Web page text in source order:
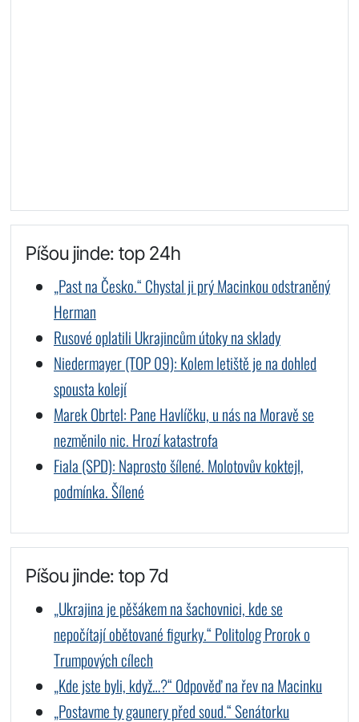
Píšou jinde: top 24h
„Past na Česko.“ Chystal ji prý Macinkou odstraněný
Herman
Rusové oplatili Ukrajincům útoky na sklady
Niedermayer (TOP 09): Kolem letiště je na dohled
spousta kolejí
Marek Obrtel: Pane Havlíčku, u nás na Moravě se
nezměnilo nic. Hrozí katastrofa
Fiala (SPD): Naprosto šílené. Molotovův koktejl,
podmínka. Šílené
Píšou jinde: top 7d
„Ukrajina je pěšákem na šachovnici, kde se
nepočítají obětované figurky.“ Politolog Prorok o
Trumpových cílech
„Kde jste byli, když…?“ Odpověď na řev na Macinku
„Postavme ty gaunery před soud.“ Senátorku